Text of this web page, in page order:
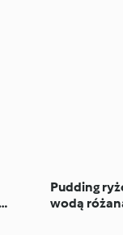
Pudding
wodą